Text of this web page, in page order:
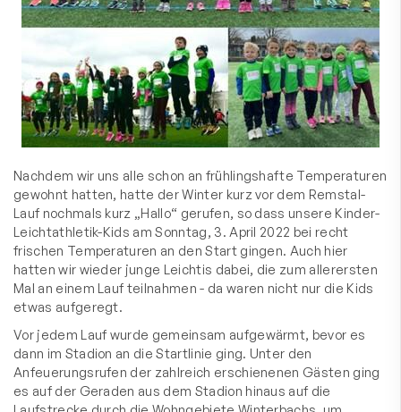
Nachdem wir uns alle schon an frühlingshafte Temperaturen
gewohnt hatten, hatte der Winter kurz vor dem Remstal-
Lauf nochmals kurz „Hallo“ gerufen, so dass unsere Kinder-
Leichtathletik-Kids am Sonntag, 3. April 2022 bei recht
frischen Temperaturen an den Start gingen. Auch hier
hatten wir wieder junge Leichtis dabei, die zum allerersten
Mal an einem Lauf teilnahmen - da waren nicht nur die Kids
etwas aufgeregt.
Vor jedem Lauf wurde gemeinsam aufgewärmt, bevor es
dann im Stadion an die Startlinie ging. Unter den
Anfeuerungsrufen der zahlreich erschienenen Gästen ging
es auf der Geraden aus dem Stadion hinaus auf die